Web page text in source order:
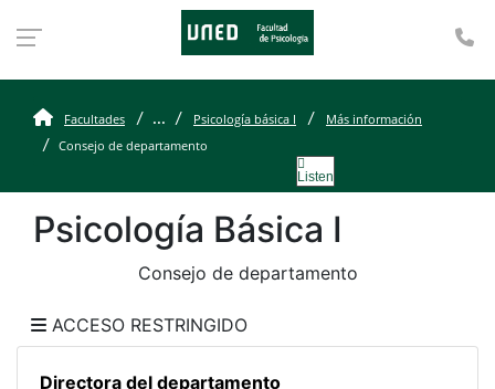
Consejo de
Facultades ... Psicología básica I
Más información
Consejo de departamento
Listen
Psicología Básica I
Consejo de departamento
ACCESO RESTRINGIDO
Directora del departamento